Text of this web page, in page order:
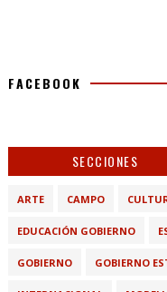
FACEBOOK
SECCIONES
ARTE CAMPO
EDUCACIÓN GOBIERNO
GOBIERNO GOBIERNO